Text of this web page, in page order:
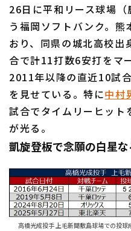
26日に平和リース球場
う福岡ソフトバンク。
おり、同県の城北高校出
合で計11打数6安打をマ
2011年以降の直近10試
を見せている。特に中村
試合でタイムリーヒット
が光る。
凱旋登板で念願の白星
高橋光成投手 上毛新聞敷島球場での投